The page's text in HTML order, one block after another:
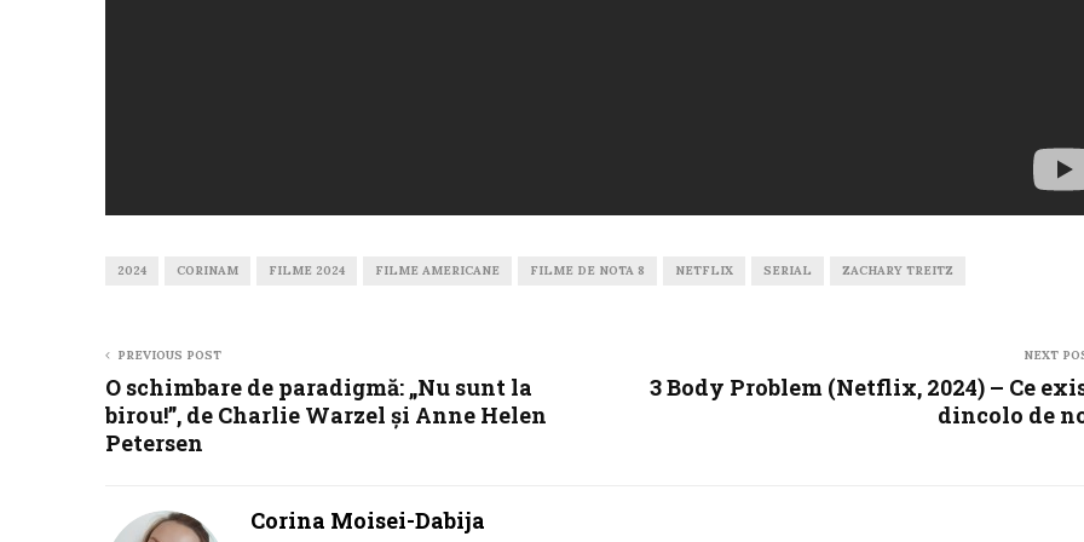
2024 CORINAM FILME 2024 FILME AMERICANE FILME DE NOTA 8 NETFLIX SERIAL ZACHARY TREITZ
PREVIOUS POST
O schimbare de paradigmă: „Nu sunt la
birou!”, de Charlie Warzel și Anne Helen
Petersen
NEXT
3 Body Problem (Netflix, 2024) – Ce
dincolo de
Corina Moisei-Dabija